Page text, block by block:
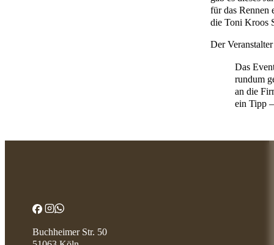
für das Rennen
die Toni Kroos
Der
Das
rundum
an die
ein Tipp
Buchheimer Str. 50